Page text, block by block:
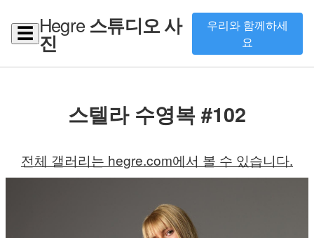
☰ Hegre스튜디오 사
진
우리와 함께하세
요
스텔라 수영복 #102
전체 갤러리는 hegre.com에서 볼 수 있습니다.